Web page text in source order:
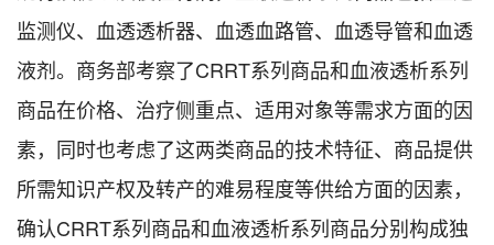
监测仪、血透透析器、血透血路管、血透导管和血透
液剂。商务部考察了CRRT系列商品和血液透析系列
商品在价格、治疗侧重点、适用对象等需求方面的因
素，同时也考虑了这两类商品的技术特征、商品提供
所需知识产权及转产的难易程度等供给方面的因素，
确认CRRT系列商品和血液透析系列商品分别构成独